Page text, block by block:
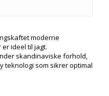
moderne
ideel til jagt.
skandinaviske forhold,
teknologi som sikrer optimal